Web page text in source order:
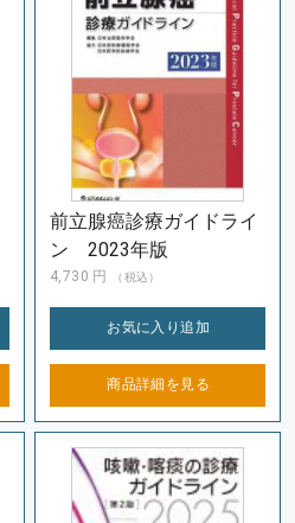
前立腺癌診療ガイドライ
ン 2023年版
4,730 円 （税込）
お気に入り追加
商品詳細を 見る